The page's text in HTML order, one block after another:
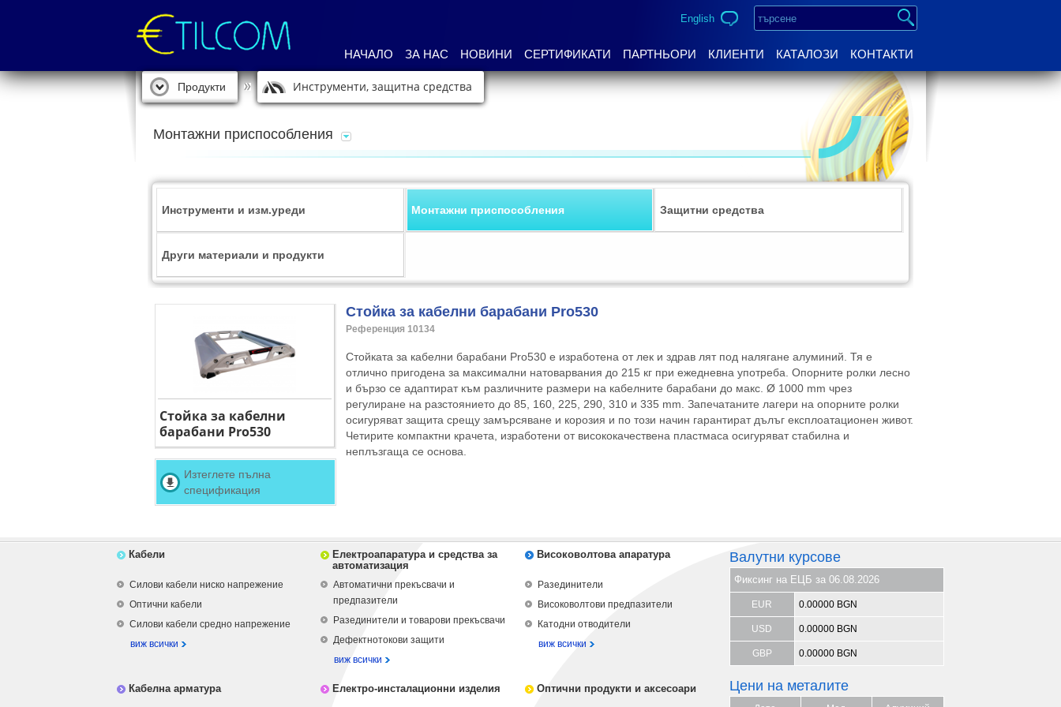
English
НАЧАЛО ЗА НАС НОВИНИ СЕРТИФИКАТИ ПАРТНЬОРИ КЛИЕНТИ КАТАЛОЗИ КОНТАКТИ
Продукти Инструменти, защитна средства
Монтажни приспособления
Инструменти и изм.уреди Монтажни приспособления Защитни средства
Други материали и продукти
Стойка за кабелни
барабани Pro530
Изтеглете пълна
спецификация
Стойка за кабелни барабани Pro530
Референция 10134
Стойката за кабелни барабани Pro530 е изработена от лек и здрав лят под налягане алуминий. Тя е
отлично пригодена за максимални натоварвания до 215 кг при ежедневна употреба. Опорните ролки лесно
и бързо се адаптират към различните размери на кабелните барабани до макс. Ø 1000 mm чрез
регулиране на разстоянието до 85, 160, 225, 290, 310 и 335 mm. Запечатаните лагери на опорните ролки
осигуряват защита срещу замърсяване и корозия и по този начин гарантират дълъг експлоатационен живот.
Четирите компактни крачета, изработени от висококачествена пластмаса осигуряват стабилна и
неплъзгаща се основа.
Кабели
Силови кабели ниско напрежение
Оптични кабели
Силови кабели средно напрежение
виж всички
Електроапаратура и средства за
автоматизация
Автоматични прекъсвачи и
предпазители
Разединители и товарови прекъсвачи
Дефектнотокови защити
виж всички
Високоволтова апаратура
Разединители
Високоволтови предпазители
Катодни отводители
виж всички
Кабелна арматура Електро-инсталационни изделия Оптични продукти и аксесоари
Валутни курсове
Фиксинг на ЕЦБ за 06.08.2026
EUR 0.00000 BGN
USD 0.00000 BGN
GBP 0.00000 BGN
Цени на металите